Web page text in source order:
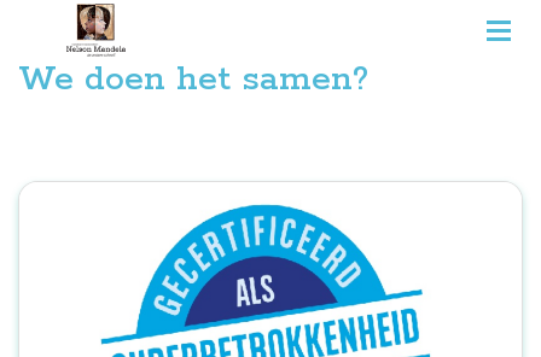
We doen het samen?